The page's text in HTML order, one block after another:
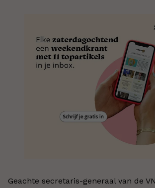
Geachte secretaris-generaal van de